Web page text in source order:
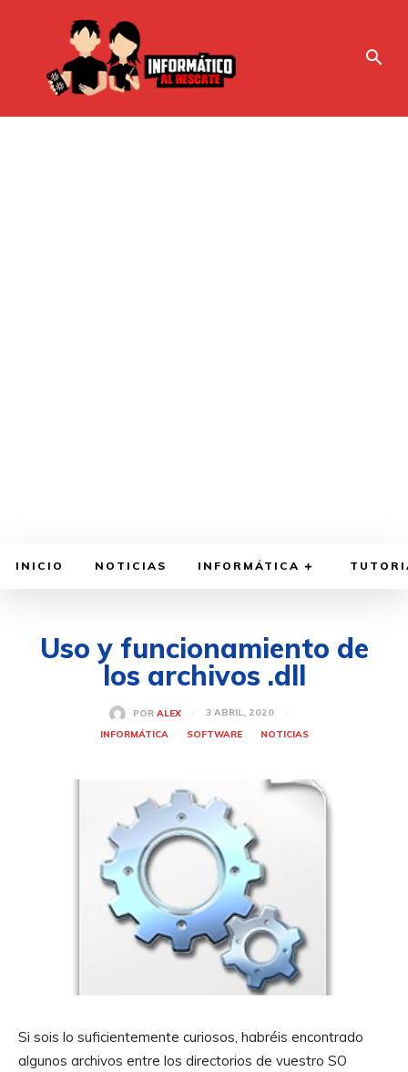
INICIO NOTICIAS INFORMÁTICA
Uso y funcionamiento de
los archivos .dll
POR ALEX
3 ABRIL, 2020
INFORMÁTICA
SOFTWARE NOTICIAS
Si sois lo suficientemente curiosos, habréis encontrado
algunos archivos entre los directorios de vuestro SO